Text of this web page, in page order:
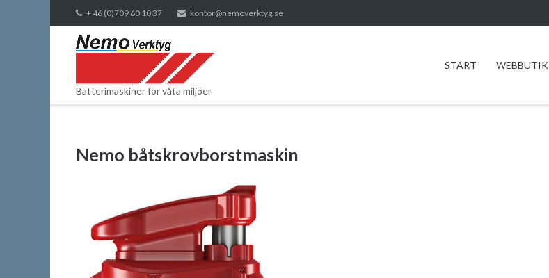
to
content
+ 46 (0)709 60 10 37 kontor@nemoverktyg.se
Batterimaskiner för våta miljöer
START WEBBUTIK
Nemo båtskrovborstmaskin